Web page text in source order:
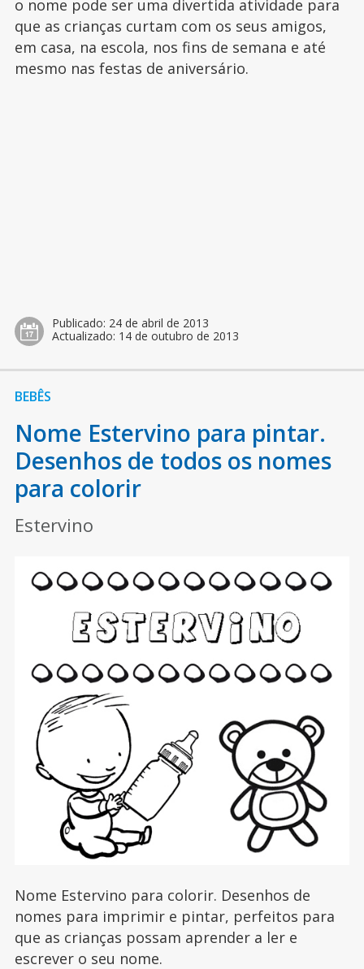
o nome pode ser uma divertida atividade para
que as crianças curtam com os seus amigos,
em casa, na escola, nos fins de semana e até
mesmo nas festas de aniversário.
Publicado: 24 de abril de 2013
Actualizado: 14 de outubro de 2013
BEBÊS
Nome Estervino para pintar.
Desenhos de todos os nomes
para colorir
Estervino
Nome Estervino para colorir. Desenhos de
nomes para imprimir e pintar, perfeitos para
que as crianças possam aprender a ler e
escrever o seu nome.